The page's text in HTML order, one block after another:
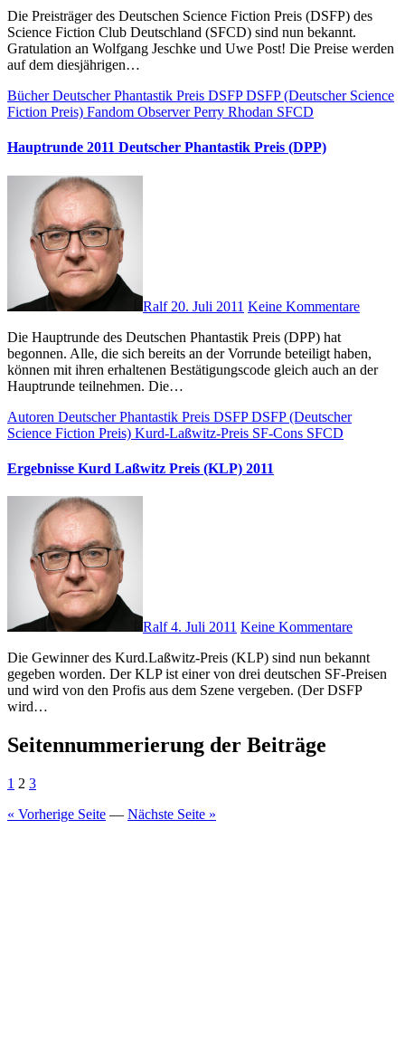
Die Preisträger des Deutschen Science Fiction Preis (DSFP) des
Science Fiction Club Deutschland (SFCD) sind nun bekannt.
Gratulation an Wolfgang Jeschke und Uwe Post! Die Preise werden
auf dem diesjährigen…
BücherDeutscher Phantastik Preis DSFPDSFP (Deutscher Science
Fiction Preis) Fandom ObserverPerry Rhodan SFCD
Hauptrunde 2011 Deutscher Phantastik Preis (DPP)
Ralf 20. Juli 2011 Keine Kommentare
Die Hauptrunde des Deutschen Phantastik Preis (DPP) hat
begonnen. Alle, die sich bereits an der Vorrunde beteiligt haben,
können mit ihren erhaltenen Bestätigungscode gleich auch an der
Hauptrunde teilnehmen. Die…
Autoren Deutscher Phantastik Preis DSFPDSFP (Deutscher
Science Fiction Preis) Kurd-Laßwitz-Preis SF-Cons SFCD
Ergebnisse Kurd Laßwitz Preis (KLP) 2011
Ralf4. Juli 2011 Keine Kommentare
Die Gewinner des Kurd.Laßwitz-Preis (KLP) sind nun bekannt
gegeben worden. Der KLP ist einer von drei deutschen SF-Preisen
und wird von den Profis aus dem Szene vergeben. (Der DSFP
wird…
Seitennummerierung der Beiträge
1 2 3
« Vorherige Seite — Nächste Seite »